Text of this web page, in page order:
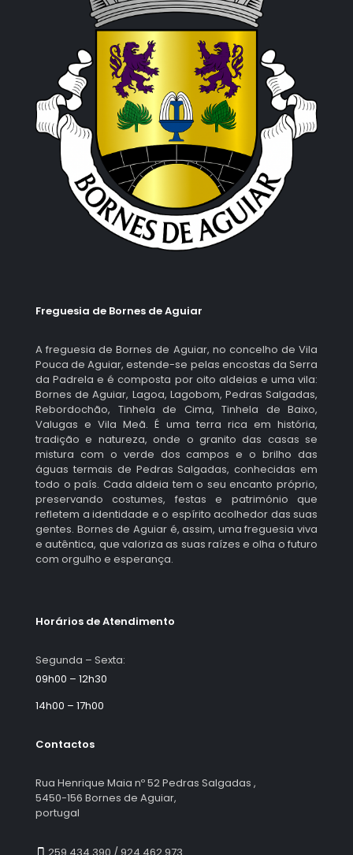
Freguesia de Bornes de Aguiar
A freguesia de Bornes de Aguiar, no concelho de Vila
Pouca de Aguiar, estende-se pelas encostas da Serra
da Padrela e é composta por oito aldeias e uma vila:
Bornes de Aguiar, Lagoa, Lagobom, Pedras Salgadas,
Rebordochão, Tinhela de Cima, Tinhela de Baixo,
Valugas e Vila Meã. É uma terra rica em história,
tradição e natureza, onde o granito das casas se
mistura com o verde dos campos e o brilho das
águas termais de Pedras Salgadas, conhecidas em
todo o país. Cada aldeia tem o seu encanto próprio,
preservando costumes, festas e património que
refletem a identidade e o espírito acolhedor das suas
gentes. Bornes de Aguiar é, assim, uma freguesia viva
e autêntica, que valoriza as suas raízes e olha o futuro
com orgulho e esperança.
Horários de Atendimento
Segunda – Sexta:
09h00 – 12h30
14h00 – 17h00
Contactos
Rua Henrique Maia nº 52 Pedras Salgadas ,
5450-156 Bornes de Aguiar,
portugal
259 434 390 / 924 462 973